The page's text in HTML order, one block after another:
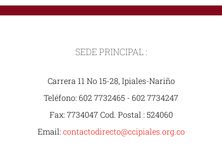
SEDE PRINCIPAL :
Carrera 11 No 15-28, Ipiales-Nariño
Teléfono: 602 7732465 - 602 7734247
Fax: 7734047 Cod. Postal : 524060
Email: contactodirecto@ccipiales.org.co